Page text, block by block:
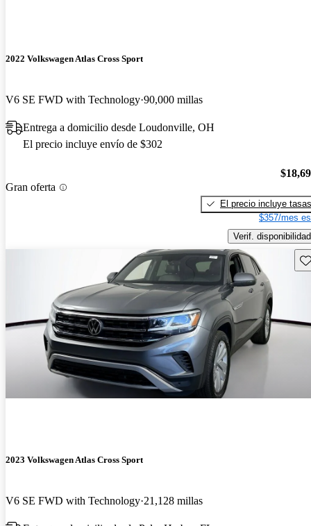
2022 Volkswagen Atlas Cross Sport
V6 SE FWD with Technology 90,000 millas
Entrega a domicilio desde Loudonville, OH
El precio incluye envío de $302
Gran oferta
El precio incluye tasas
$357/mes
Verif. disponibilidad
2023 Volkswagen Atlas Cross Sport
V6 SE FWD with Technology 21,128 millas